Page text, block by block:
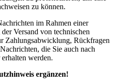
zu können.
im Rahmen einer
Versand von technischen
Zahlungsabwicklung, Rückfragen
die Sie auch nach
werden.
ergänzen!